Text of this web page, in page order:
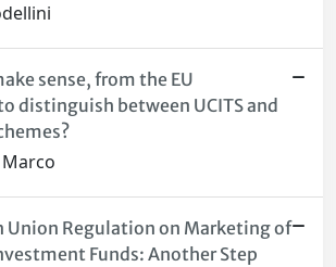
sense, from the EU
distinguish between UCITS and
Union Regulation on Marketing of
Funds: Another Step